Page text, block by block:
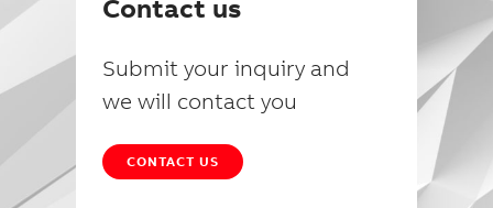
Contact us
Submit your inquiry and
we will contact you
CONTACT US